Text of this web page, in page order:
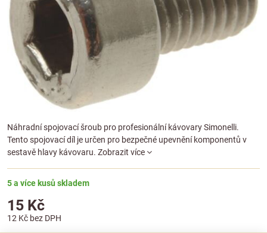
Náhradní spojovací šroub pro profesionální kávovary Simonelli.
Tento spojovací díl je určen pro bezpečné upevnění komponentů v
sestavě hlavy kávovaru. Zobrazit více
5 a více kusů skladem
15 Kč
12 Kč bez DPH